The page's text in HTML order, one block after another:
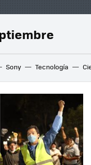
Sony Tecnología